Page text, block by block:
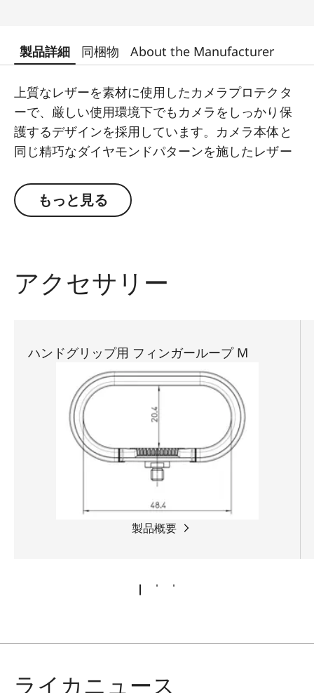
製品詳細 同梱物 About the Manufacturer
上質なレザーを素材に使用したカメラプロテクタ
ーで、厳しい使用環境下でもカメラをしっかり保
護するデザインを採用しています。カメラ本体と
同じ精巧なダイヤモンドパターンを施したレザー
メラをしっかり安定させてホールドできます。
もっと見る
アクセサリー
ハンドグリップ用 フィンガーループ M
製品概要
ライカニュース